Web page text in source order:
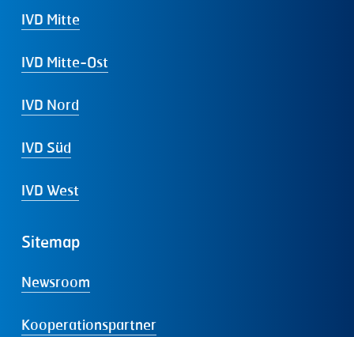
IVD Mitte
IVD Mitte-Ost
IVD Nord
IVD Süd
IVD West
Sitemap
Newsroom
Kooperationspartner